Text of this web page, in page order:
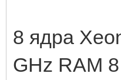
8 ядра
GHz RAM